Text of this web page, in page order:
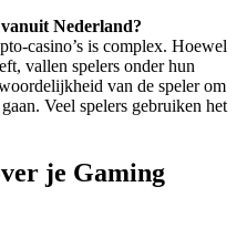
Nederland?
casino’s is complex. Hoewel
vallen spelers onder hun
van de speler om
Veel spelers gebruiken het
je Gaming